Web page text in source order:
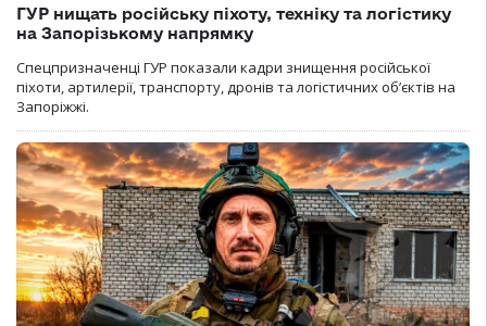
ГУР нищать російську піхоту, техніку та логістику
на Запорізькому напрямку
Спецпризначенці ГУР показали кадри знищення російської
піхоти, артилерії, транспорту, дронів та логістичних об’єктів на
Запоріжжі.